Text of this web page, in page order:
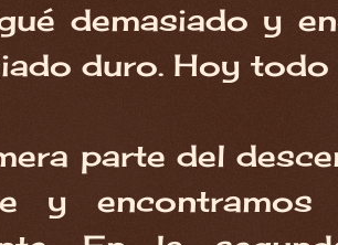
demasiado y
duro. Hoy
parte del
y encontramos